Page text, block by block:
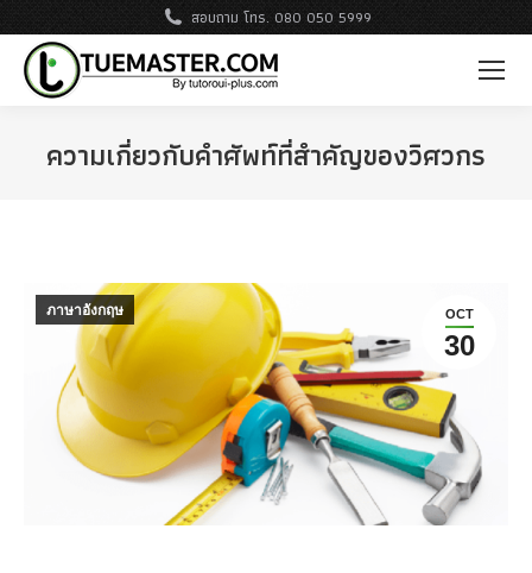
สอบถาม โทร. 080 050 5999
ความเกี่ยวกับคำศัพท์ที่สำคัญของวิศวกร
OCT
30
ภาษาอังกฤษ